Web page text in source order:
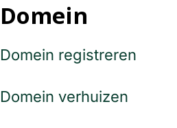
Domein
Domein registreren
Domein verhuizen